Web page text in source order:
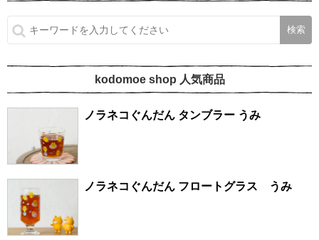
kodomoe shop 人気商品
ノラネコぐんだん タンブラー うみ
ノラネコぐんだん フロートグラス うみ